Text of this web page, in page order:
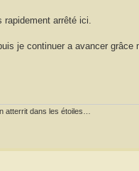
rapidement arrêté ici.
je continuer a avancer grâce
atterrit dans les étoiles…